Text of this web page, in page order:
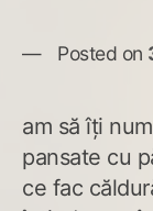
Posted on
am să îți
pansate cu
ce fac